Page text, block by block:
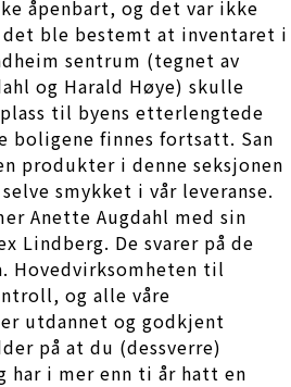
åpenbart, og det var ikke
det ble bestemt at inventaret i
sentrum (tegnet av
og Harald Høye) skulle
til byens etterlengtede
boligene finnes fortsatt. San
produkter i denne seksjonen
smykket i vår leveranse.
Anette Augdahl med sin
Lindberg. De svarer på de
Hovedvirksomheten til
og alle våre
utdannet og godkjent
på at du (dessverre)
har i mer enn ti år hatt en